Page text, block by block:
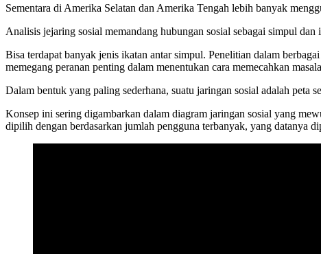
Sementara di Amerika Selatan dan Amerika Tengah lebih banyak
Analisis jejaring sosial memandang hubungan sosial sebagai simpul
Bisa terdapat banyak jenis ikatan antar simpul. Penelitian dalam
memegang peranan penting dalam menentukan cara memecahkan
Dalam bentuk yang paling sederhana, suatu jaringan sosial adalah
Konsep ini sering digambarkan dalam diagram jaringan sosial yang
dipilih dengan berdasarkan jumlah pengguna terbanyak, yang datanya